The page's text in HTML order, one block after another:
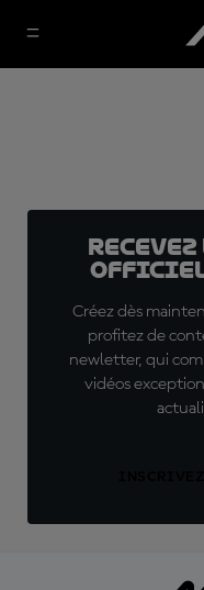
Créez dès
profitez de
newletter, qui
vidéos